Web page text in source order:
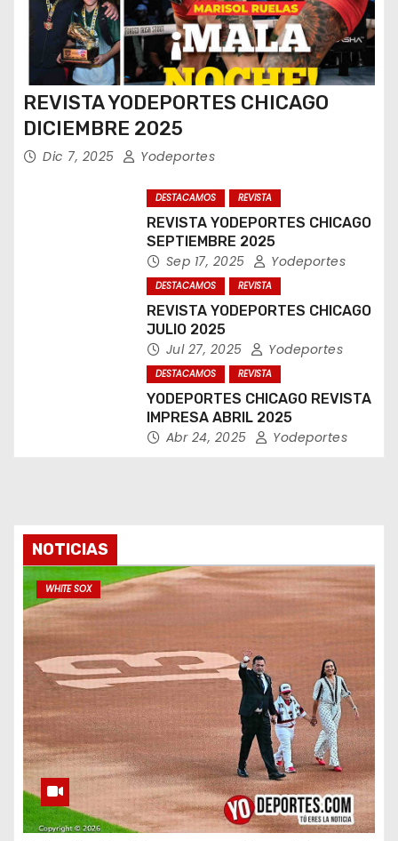
REVISTA YODEPORTES CHICAGO
DICIEMBRE 2025
Dic 7, 2025 Yodeportes
DESTACAMOS REVISTA
REVISTA YODEPORTES CHICAGO
SEPTIEMBRE 2025
Sep 17, 2025 Yodeportes
DESTACAMOS REVISTA
REVISTA YODEPORTES CHICAGO
JULIO 2025
Jul 27, 2025 Yodeportes
DESTACAMOS REVISTA
YODEPORTES CHICAGO REVISTA
IMPRESA ABRIL 2025
Abr 24, 2025 Yodeportes
NOTICIAS
WHITE SOX